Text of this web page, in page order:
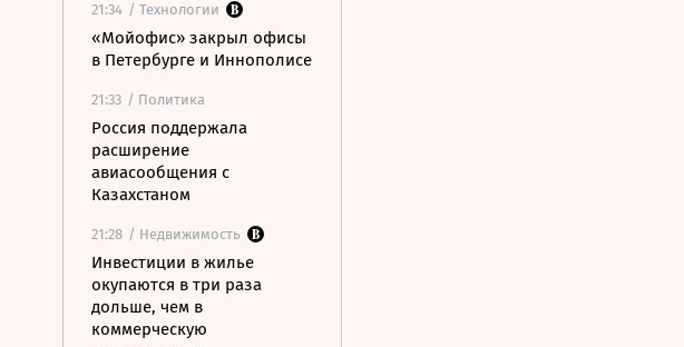
21:34 / Технологии
«Мойофис» закрыл офисы
в Петербурге и Иннополисе
21:33 / Политика
Россия поддержала
расширение
авиасообщения с
Казахстаном
21:28 / Недвижимость
Инвестиции в жилье
окупаются в три раза
дольше, чем в
коммерческую